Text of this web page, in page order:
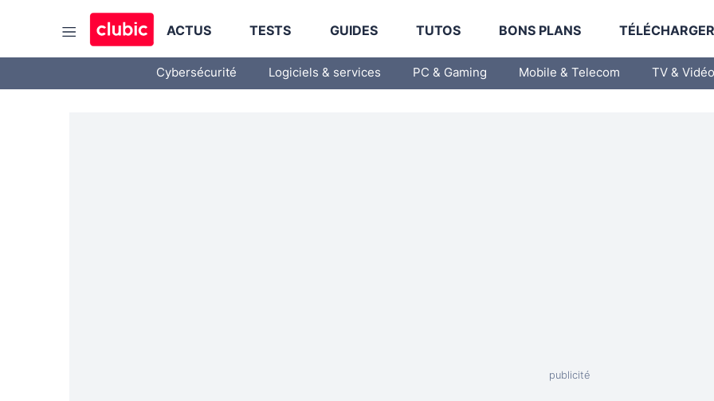
ACTUS TESTS GUIDES TUTOS BONS PLANS
Cybersécurité Logiciels & services PC & Gaming Mobile & Telecom TV & Vidéo